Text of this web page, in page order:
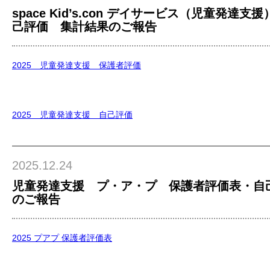
space Kid’s.con デイサービス（児童発達支
己評価 集計結果のご報告
2025 児童発達支援 保護者評価
2025 児童発達支援 自己評価
2025.12.24
児童発達支援 プ・ア・プ 保護者評価表・
のご報告
2025 プアプ 保護者評価表